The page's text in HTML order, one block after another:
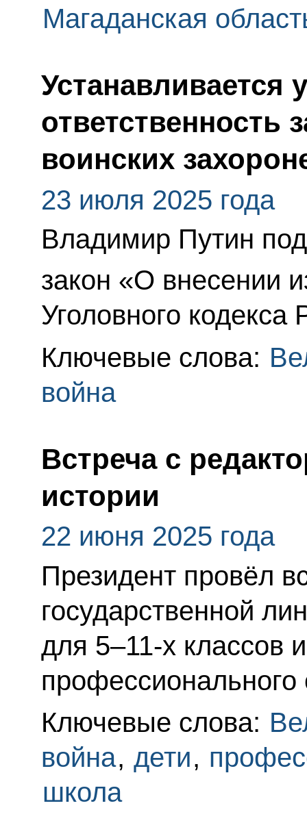
Магаданская
Устанавливается
ответственность
воинских
23 июля 2025 года
Владимир Путин
закон «О внесении
Уголовного
Ключевые слова:
война
Встреча с
истории
22 июня 2025 года
Президент провёл
государственной
для 5–11-х классов
профессионального
Ключевые слова:
война, дети,
школа